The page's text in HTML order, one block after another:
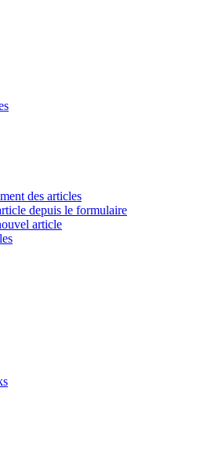
sur cette page ?
des articles
depuis le formulaire
article